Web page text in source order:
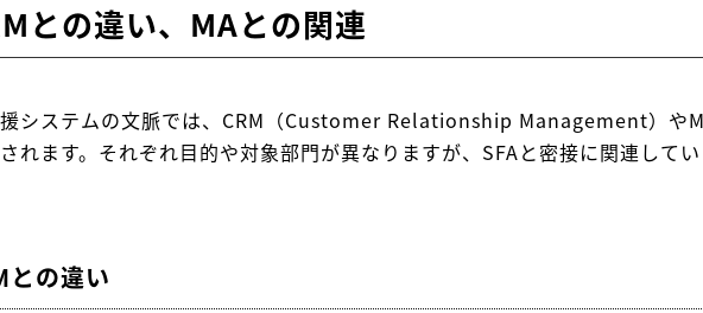
との違い、MAとの関連
システムの文脈では、CRM（Customer Relationship Management）
れます。それぞれ目的や対象部門が異なりますが、SFAと密接に関連してい
との違い